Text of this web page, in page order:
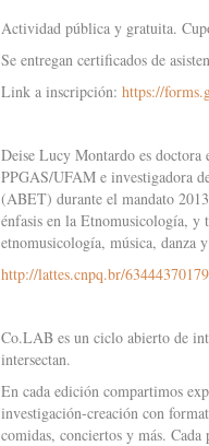
Actividad pública y gratuita.
Se entregan certificados de
Link a inscripción: https://
Deise Lucy Montardo es
PPGAS/UFAM e investigadora
(ABET) durante el mandato
énfasis en la Etnomusicología, y
etnomusicología, música, danza
http://lattes.cnpq.br/
Co.LAB es un ciclo abierto de
intersectan.
En cada edición compartimos
investigación-creación con
comidas, conciertos y más.